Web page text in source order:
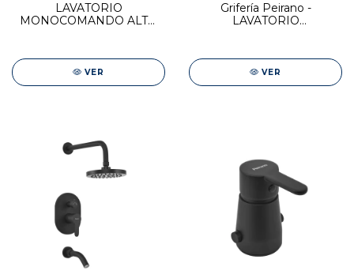
LAVATORIO
MONOCOMANDO ALTO
VER
Grifería Peirano -
LAVATORIO
VER